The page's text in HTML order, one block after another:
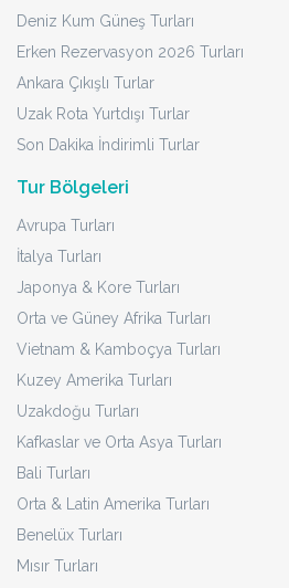
Deniz Kum Güneş Turları
Erken Rezervasyon 2026 Turları
Ankara Çıkışlı Turlar
Uzak Rota Yurtdışı Turlar
Son Dakika İndirimli Turlar
Tur Bölgeleri
Avrupa Turları
İtalya Turları
Japonya & Kore Turları
Orta ve Güney Afrika Turları
Vietnam & Kamboçya Turları
Kuzey Amerika Turları
Uzakdoğu Turları
Kafkaslar ve Orta Asya Turları
Bali Turları
Orta & Latin Amerika Turları
Benelüx Turları
Mısır Turları